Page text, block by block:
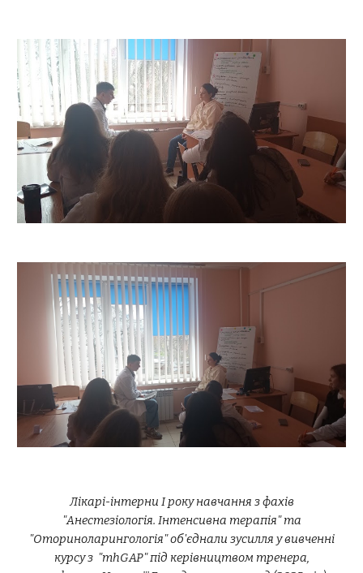
Лікарі-інтерни І року навчання з фахів
"Анестезіологія. Інтенсивна терапія" та
"Оториноларингологія" об'єднали зусилля у вивченні
курсу з "mhGAP" під керівництвом тренера,